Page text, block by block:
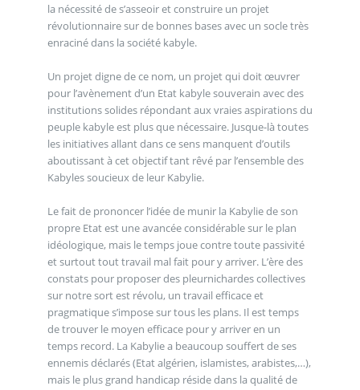
la nécessité de s’asseoir et construire un projet
révolutionnaire sur de bonnes bases avec un socle très
enraciné dans la société kabyle.
Un projet digne de ce nom, un projet qui doit œuvrer
pour l’avènement d’un Etat kabyle souverain avec des
institutions solides répondant aux vraies aspirations du
peuple kabyle est plus que nécessaire. Jusque-là toutes
les initiatives allant dans ce sens manquent d’outils
aboutissant à cet objectif tant rêvé par l’ensemble des
Kabyles soucieux de leur Kabylie.
Le fait de prononcer l’idée de munir la Kabylie de son
propre Etat est une avancée considérable sur le plan
idéologique, mais le temps joue contre toute passivité
et surtout tout travail mal fait pour y arriver. L’ère des
constats pour proposer des pleurnichardes collectives
sur notre sort est révolu, un travail efficace et
pragmatique s’impose sur tous les plans. Il est temps
de trouver le moyen efficace pour y arriver en un
temps record. La Kabylie a beaucoup souffert de ses
ennemis déclarés (Etat algérien, islamistes, arabistes,…),
mais le plus grand handicap réside dans la qualité de